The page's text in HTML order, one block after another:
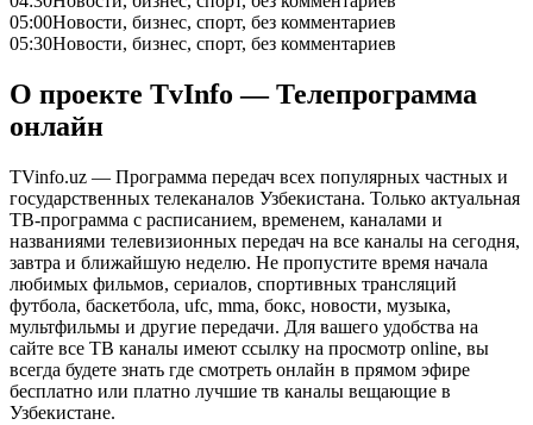
05:00Новости, бизнес, спорт, без комментариев
05:30Новости, бизнес, спорт, без комментариев
О проекте TvInfo — Телепрограмма
онлайн
TVinfo.uz — Программа передач всех популярных частных и
государственных телеканалов Узбекистана. Только актуальная
ТВ-программа с расписанием, временем, каналами и
названиями телевизионных передач на все каналы на сегодня,
завтра и ближайшую неделю. Не пропустите время начала
любимых фильмов, сериалов, спортивных трансляций
футбола, баскетбола, ufc, mma, бокс, новости, музыка,
мультфильмы и другие передачи. Для вашего удобства на
сайте все ТВ каналы имеют ссылку на просмотр online, вы
всегда будете знать где смотреть онлайн в прямом эфире
бесплатно или платно лучшие тв каналы вещающие в
Узбекистане.